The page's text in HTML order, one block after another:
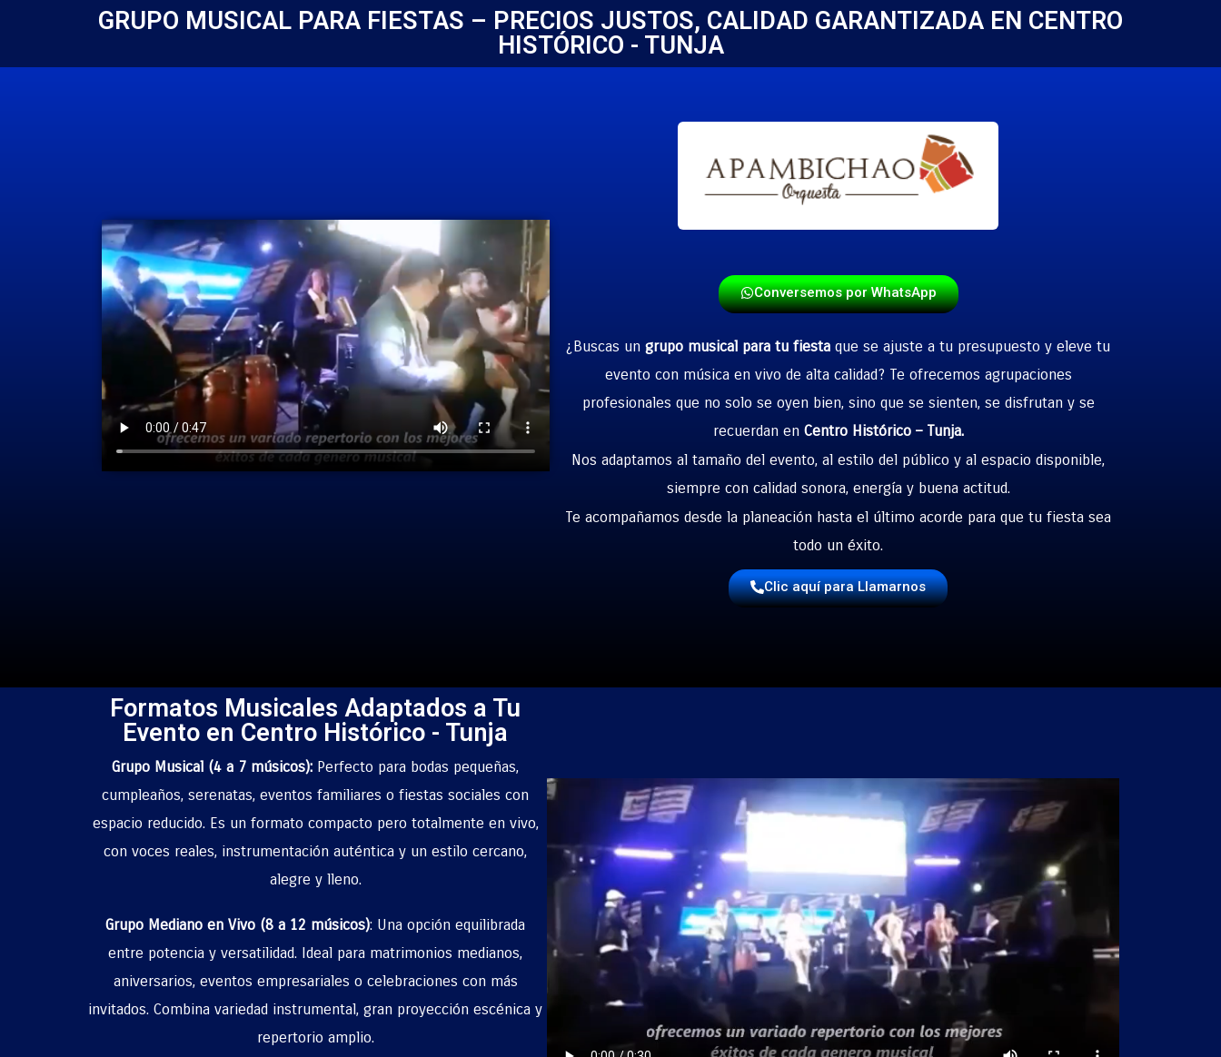
GRUPO MUSICAL PARA FIESTAS – PRECIOS JUSTOS, CALIDAD GARANTIZADA EN CENTRO
HISTÓRICO - TUNJA
Conversemos por WhatsApp
¿Buscas ungrupo musical para tu fiesta que se ajuste a tu presupuesto y eleve tu
evento con música en vivo de alta calidad? Te ofrecemos agrupaciones
profesionales que no solo se oyen bien, sino que se sienten, se disfrutan y se
recuerdan en Centro Histórico – Tunja.
Nos adaptamos al tamaño del evento, al estilo del público y al espacio disponible,
siempre con calidad sonora, energía y buena actitud.
Te acompañamos desde la planeación hasta el último acorde para que tu fiesta sea
todo un éxito.
Clic aquí para Llamarnos
Formatos Musicales Adaptados a Tu
Evento en Centro Histórico - Tunja
Grupo Musical (4 a 7 músicos): Perfecto para bodas pequeñas,
cumpleaños, serenatas, eventos familiares o fiestas sociales con
espacio reducido. Es un formato compacto pero totalmente en vivo,
con voces reales, instrumentación auténtica y un estilo cercano,
alegre y lleno.
Grupo Mediano en Vivo (8 a 12 músicos): Una opción equilibrada
entre potencia y versatilidad. Ideal para matrimonios medianos,
aniversarios, eventos empresariales o celebraciones con más
invitados. Combina variedad instrumental, gran proyección escénica y
repertorio amplio.